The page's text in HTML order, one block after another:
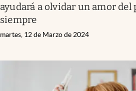
ayudará a olvidar un amor del
siempre
martes, 12 de Marzo de 2024